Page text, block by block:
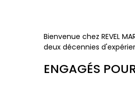
Bienvenue chez REVEL
deux décennies
ENGAGÉS